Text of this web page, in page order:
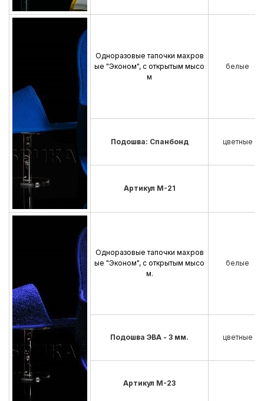
Одноразовые тапочки махров
ые "Эконом", с открытым мысо
м
белые
Подошва: Спанбонд цветные
Артикул М-21
Одноразовые тапочки махров
ые "Эконом", с открытым мысо
м.
белые
Подошва ЭВА - 3 мм. цветные
Артикул М-23